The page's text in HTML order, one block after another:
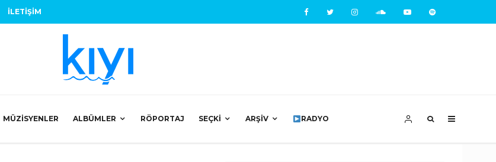
İLETIŞIM
MÜZISYENLER ALBÜMLER RÖPORTAJ SEÇKI ARŞIV RADYO